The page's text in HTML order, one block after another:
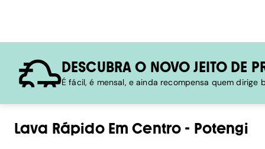
DESCUBRA O NOVO JEITO DE
É fácil, é mensal, e ainda recompensa quem dirige
Lava RápidoEmCentro - Potengi